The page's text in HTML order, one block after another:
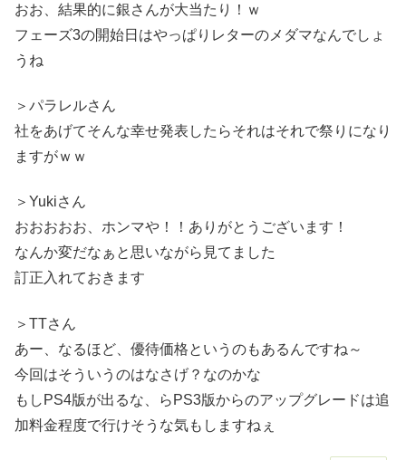
おお、結果的に銀さんが大当たり！ｗ
フェーズ3の開始日はやっぱりレターのメダマなんでしょ
うね
＞パラレルさん
社をあげてそんな幸せ発表したらそれはそれで祭りになり
ますがｗｗ
＞Yukiさん
おおおおお、ホンマや！！ありがとうございます！
なんか変だなぁと思いながら見てました
訂正入れておきます
＞TTさん
あー、なるほど、優待価格というのもあるんですね～
今回はそういうのはなさげ？なのかな
もしPS4版が出るな、らPS3版からのアップグレードは追
加料金程度で行けそうな気もしますねぇ